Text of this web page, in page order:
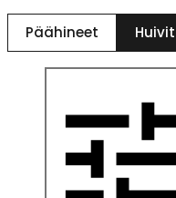
Päähineet Huivit